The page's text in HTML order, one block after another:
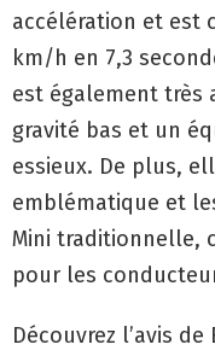
accélération et est
km/h en 7,3
est également très
gravité bas et un
essieux. De plus,
emblématique et
Mini traditionnelle,
pour les
Découvrez l’avis